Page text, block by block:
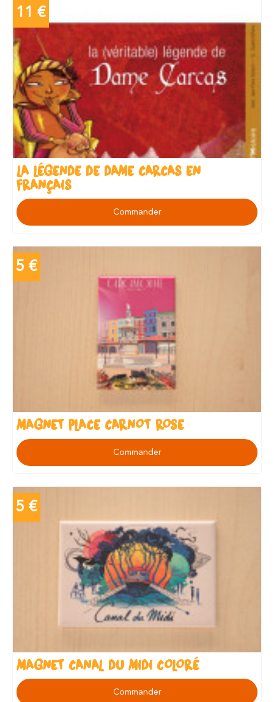
LA LÉGENDE DE DAME CARCAS EN
FRANÇAIS
Commander
11 €
MAGNET PLACE CARNOT ROSE
Commander
5 €
MAGNET CANAL DU MIDI COLORÉ
Commander
5 €